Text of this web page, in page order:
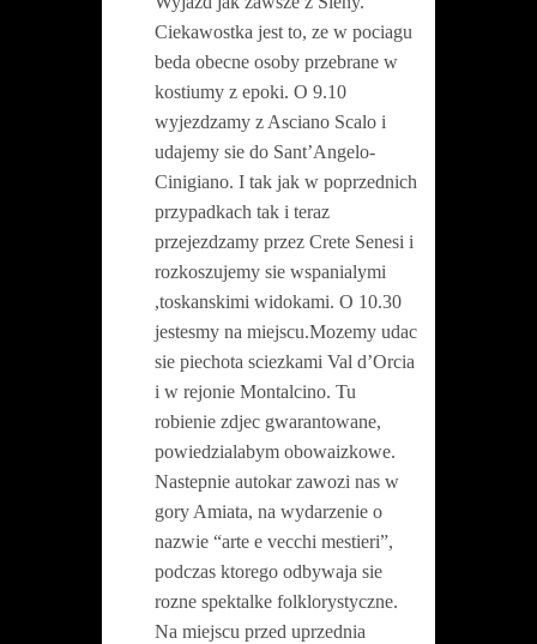
Ciekawostka jest to, ze w pociagu
beda obecne osoby przebrane w
kostiumy z epoki. O 9.10
wyjezdzamy z Asciano Scalo i
udajemy sie do Sant’Angelo-
Cinigiano. I tak jak w poprzednich
przypadkach tak i teraz
przejezdzamy przez Crete Senesi i
rozkoszujemy sie wspanialymi
,toskanskimi widokami. O 10.30
jestesmy na miejscu.Mozemy udac
sie piechota sciezkami Val d’Orcia
i w rejonie Montalcino. Tu
robienie zdjec gwarantowane,
powiedzialabym obowaizkowe.
Nastepnie autokar zawozi nas w
gory Amiata, na wydarzenie o
nazwie “arte e vecchi mestieri”,
podczas ktorego odbywaja sie
rozne spektalke folklorystyczne.
Na miejscu przed uprzednia